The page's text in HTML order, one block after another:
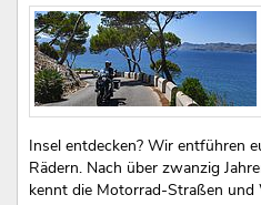
Insel entdecken? Wir entführen
Rädern. Nach über zwanzig
kennt die Motorrad-Straßen und